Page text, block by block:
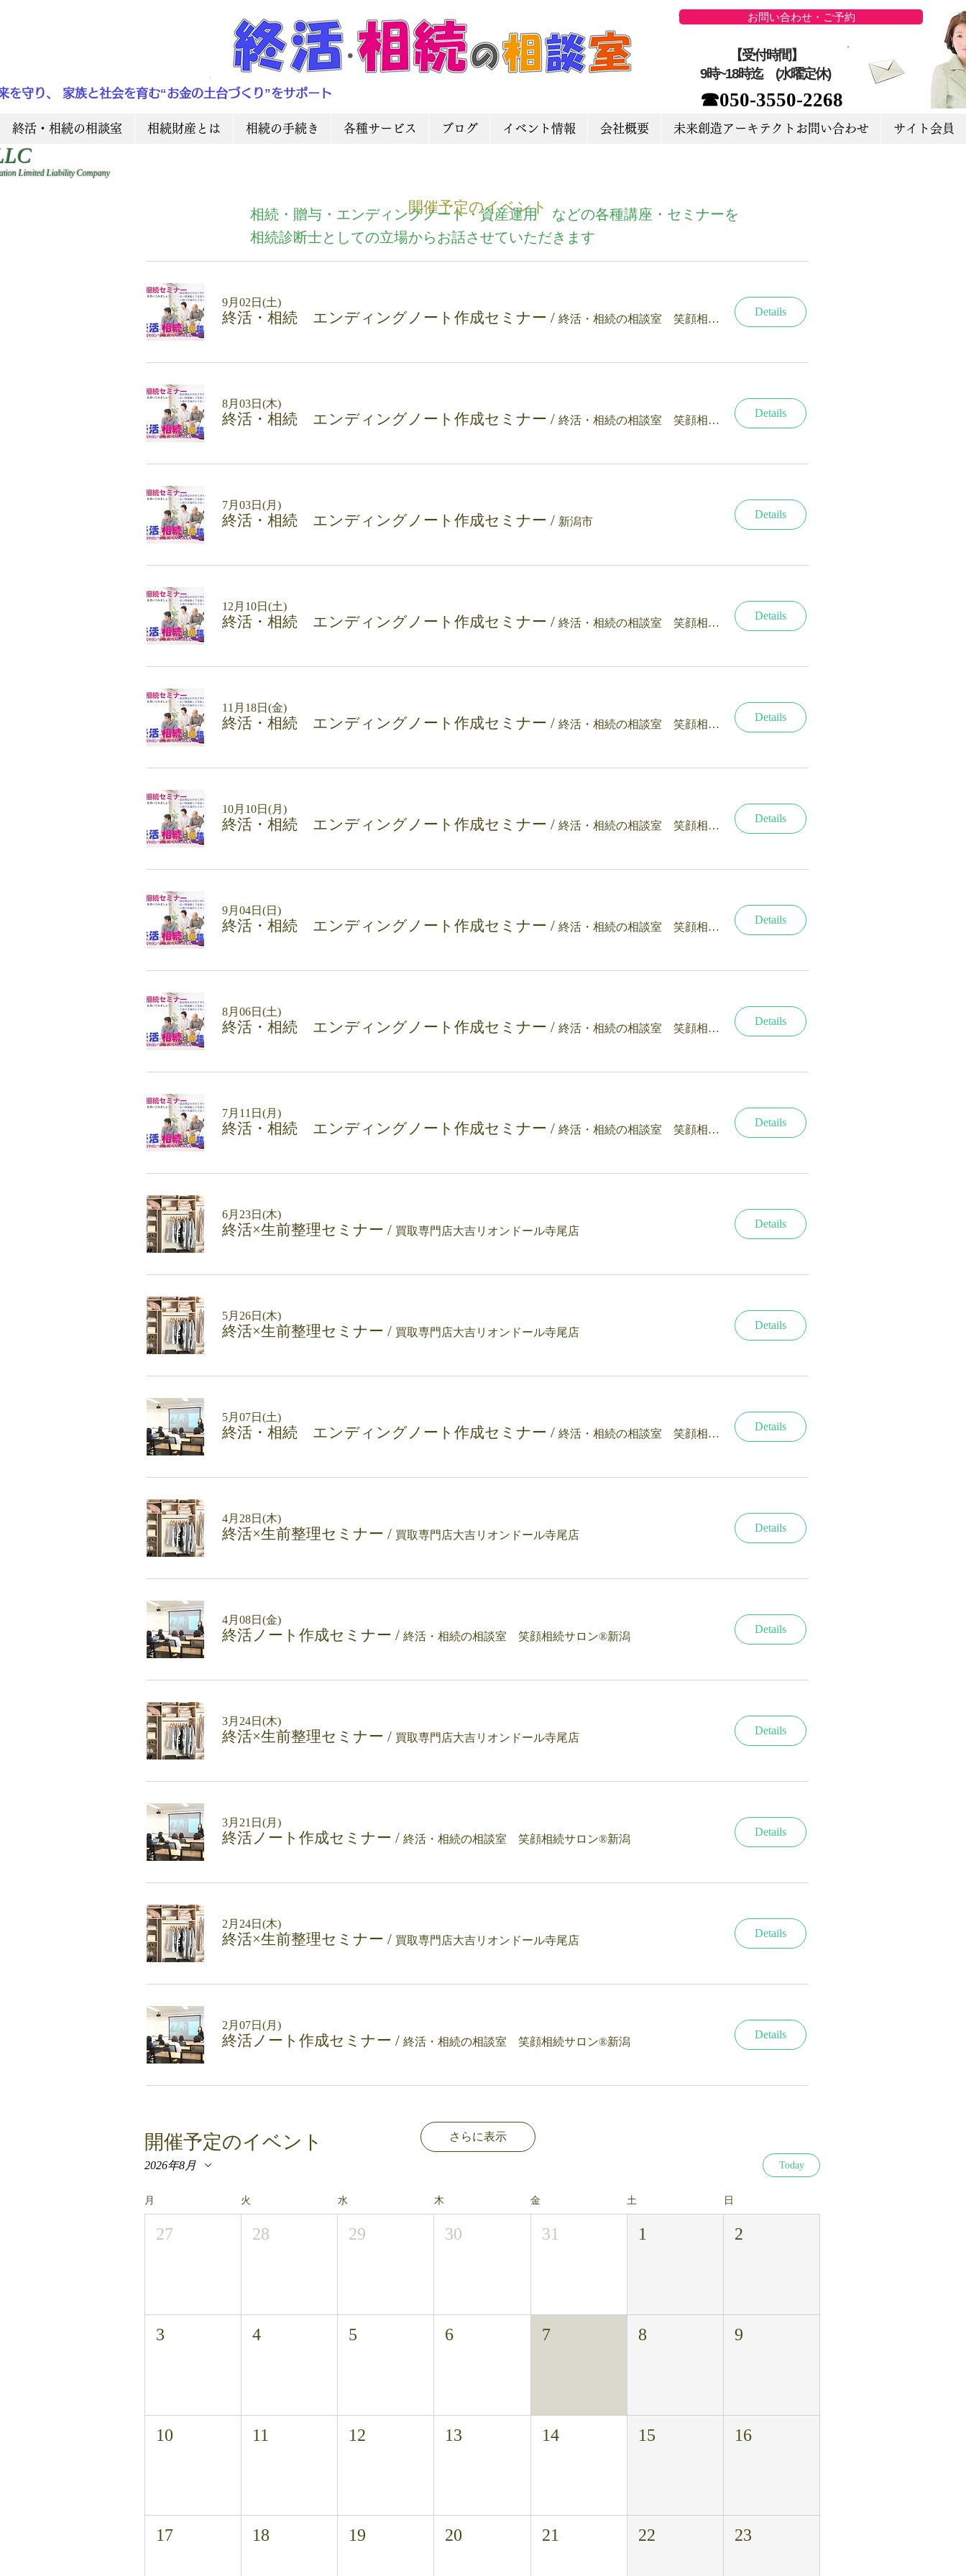
を守り、 家族と社会を育む“お金の土台づくり”をサポート
お問い合わせ・ご予約
☎050-3550-2268
【受付時間】
9時~18時迄 (水曜定休)
終活・相続の相談室 相続財産とは 相続の手続き 各種サービス ブログ イベント情報 会社概要 未来創造アーキテクトお問い合わせ サイト会員
Limited Liability Company
開催予定のイベント
9月02日(土)
終活・相続 エンディングノート作成セミナー / 終活・相続の相談室 笑顔相続サロン®新潟
Details
8月03日(木)
終活・相続 エンディングノート作成セミナー / 終活・相続の相談室 笑顔相続サロン®新潟
Details
7月03日(月)
終活・相続 エンディングノート作成セミナー / 新潟市
Details
12月10日(土)
終活・相続 エンディングノート作成セミナー / 終活・相続の相談室 笑顔相続サロン®新潟
Details
11月18日(金)
終活・相続 エンディングノート作成セミナー / 終活・相続の相談室 笑顔相続サロン®新潟
Details
10月10日(月)
終活・相続 エンディングノート作成セミナー / 終活・相続の相談室 笑顔相続サロン®新潟
Details
9月04日(日)
終活・相続 エンディングノート作成セミナー / 終活・相続の相談室 笑顔相続サロン®新潟
Details
8月06日(土)
終活・相続 エンディングノート作成セミナー / 終活・相続の相談室 笑顔相続サロン®新潟
Details
7月11日(月)
終活・相続 エンディングノート作成セミナー / 終活・相続の相談室 笑顔相続サロン®新潟
Details
6月23日(木)
終活×生前整理セミナー / 買取専門店大吉リオンドール寺尾店
Details
5月26日(木)
終活×生前整理セミナー / 買取専門店大吉リオンドール寺尾店
Details
5月07日(土)
終活・相続 エンディングノート作成セミナー / 終活・相続の相談室 笑顔相続サロン®新潟
Details
4月28日(木)
終活×生前整理セミナー / 買取専門店大吉リオンドール寺尾店
Details
4月08日(金)
終活ノート作成セミナー / 終活・相続の相談室 笑顔相続サロン®新潟
Details
3月24日(木)
終活×生前整理セミナー / 買取専門店大吉リオンドール寺尾店
Details
3月21日(月)
終活ノート作成セミナー / 終活・相続の相談室 笑顔相続サロン®新潟
Details
2月24日(木)
終活×生前整理セミナー / 買取専門店大吉リオンドール寺尾店
Details
2月07日(月)
終活ノート作成セミナー / 終活・相続の相談室 笑顔相続サロン®新潟
Details
さらに表示
相続・贈与・エンディングノート・資産運用 などの各種講座・セミナーを
相続診断士としての立場からお話させていただきます
開催予定のイベント
2026年8月 Today
月 火 水 木 金 土 日
27 28 29 30 31 1 2
3 4 5 6 7 8 9
10 11 12 13 14 15 16
17 18 19 20 21 22 23